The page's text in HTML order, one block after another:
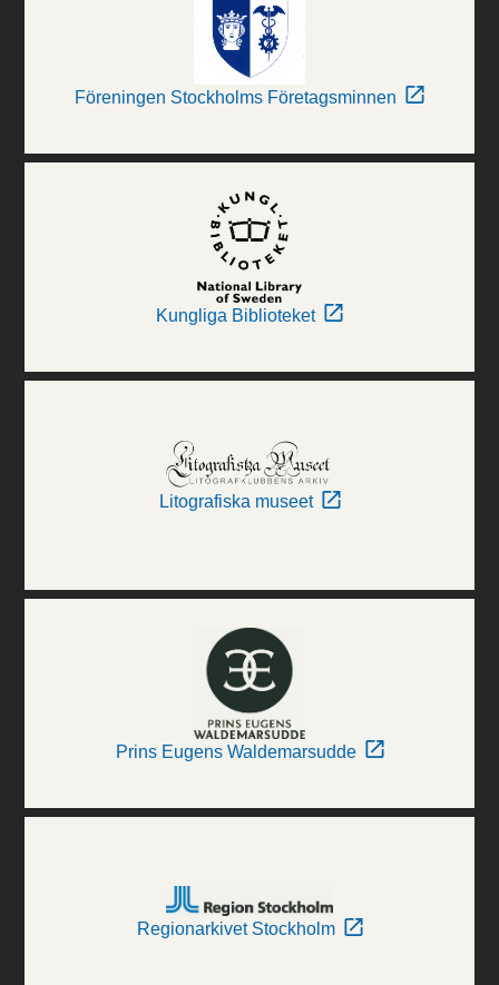
Föreningen Stockholms Företagsminnen
Kungliga Biblioteket
Litografiska museet
Prins Eugens Waldemarsudde
Regionarkivet Stockholm